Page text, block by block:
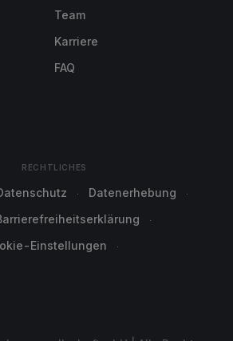
Team
Karriere
FAQ
RECHTLICHES
Datenerhebung
Einstellungen